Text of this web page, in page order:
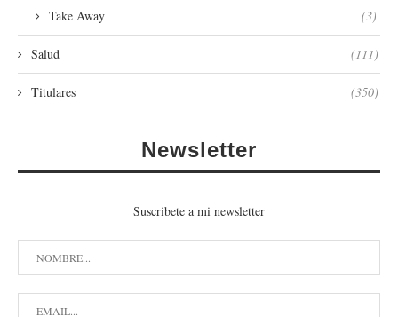
Take Away (3)
Salud (111)
Titulares (350)
Newsletter
Suscribete a mi newsletter